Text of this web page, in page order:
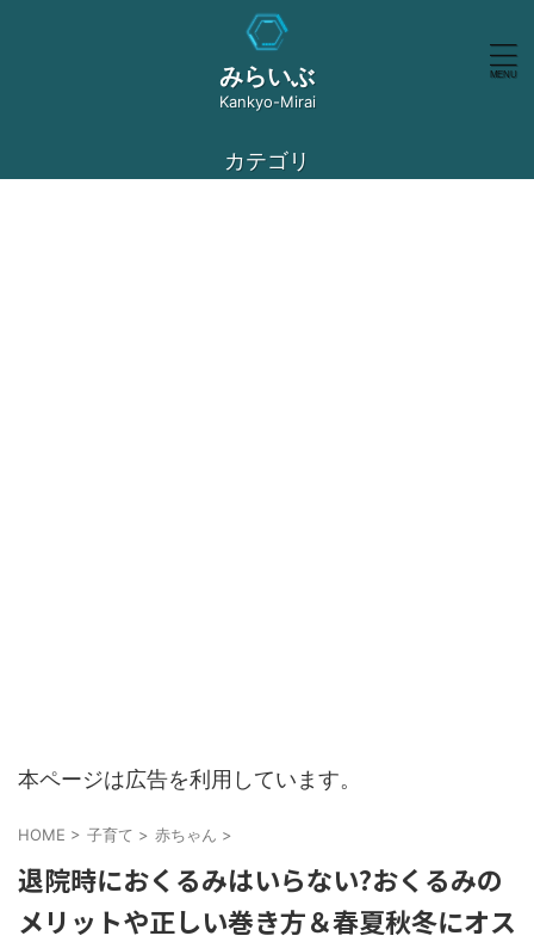
みらいぶ
Kankyo-Mirai
カテゴリ
本ページは広告を利用しています。
HOME > 子育て > 赤ちゃん >
退院時におくるみはいらない?おくるみの
メリットや正しい巻き方＆春夏秋冬にオス